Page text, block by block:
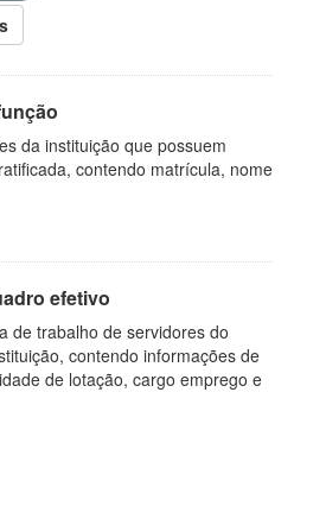
da instituição que possuem
contendo matrícula, nome
efetivo
de trabalho de servidores do
contendo informações de
de lotação, cargo emprego e